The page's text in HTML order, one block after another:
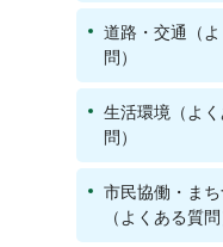
道路・交通（
問）
生活環境（よ
問）
市民協働・まち
（よくある質問